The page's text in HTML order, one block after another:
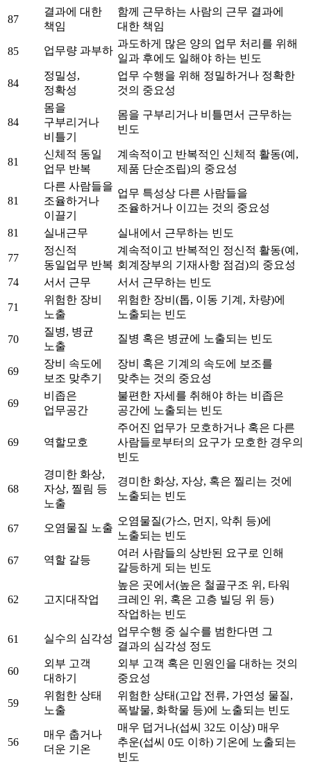
87
결과에 대한
책임
함께 근무하는 사람의 근무 결과에
대한 책임
85 업무량 과부하
과도하게 많은 양의 업무 처리를 위해
일과 후에도 일해야 하는 빈도
84
정밀성,
정확성
업무 수행을 위해 정밀하거나 정확한
것의 중요성
84
몸을
구부리거나
비틀기
몸을 구부리거나 비틀면서 근무하는
빈도
81
신체적 동일
업무 반복
계속적이고 반복적인 신체적 활동(예,
제품 단순조립)의 중요성
81
다른 사람들을
조율하거나
이끌기
업무 특성상 다른 사람들을
조율하거나 이끄는 것의 중요성
81 실내근무 실내에서 근무하는 빈도
77
정신적
동일업무 반복
계속적이고 반복적인 정신적 활동(예,
회계장부의 기재사항 점검)의 중요성
74
서서 근무 서서 근무하는 빈도
71
위험한 장비
노출
위험한 장비(톱, 이동 기계, 차량)에
노출되는 빈도
70
질병, 병균
노출
질병 혹은 병균에 노출되는 빈도
69
장비 속도에
보조 맞추기
장비 혹은 기계의 속도에 보조를
맞추는 것의 중요성
69
비좁은
업무공간
불편한 자세를 취해야 하는 비좁은
공간에 노출되는 빈도
69 역할모호
주어진 업무가 모호하거나 혹은 다른
사람들로부터의 요구가 모호한 경우의
빈도
68
경미한 화상,
자상, 찔림 등
노출
경미한 화상, 자상, 혹은 찔리는 것에
노출되는 빈도
67 오염물질 노출
오염물질(가스, 먼지, 악취 등)에
노출되는 빈도
67 역할 갈등
여러 사람들의 상반된 요구로 인해
갈등하게 되는 빈도
62 고지대작업
높은 곳에서(높은 철골구조 위, 타워
크레인 위, 혹은 고층 빌딩 위 등)
작업하는 빈도
61 실수의 심각성
업무수행 중 실수를 범한다면 그
결과의 심각성 정도
60
외부 고객
대하기
외부 고객 혹은 민원인을 대하는 것의
중요성
59
위험한 상태
노출
위험한 상태(고압 전류, 가연성 물질,
폭발물, 화학물 등)에 노출되는 빈도
56
매우 춥거나
더운 기온
매우 덥거나(섭씨 32도 이상) 매우
추운(섭씨 0도 이하) 기온에 노출되는
빈도